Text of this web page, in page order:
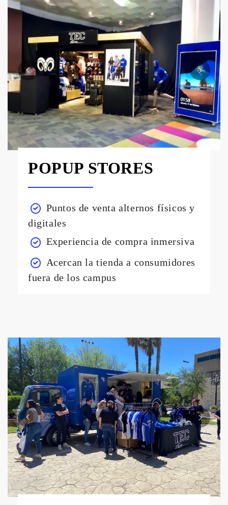
POPUP STORES
Puntos de venta alternos físicos y
digitales
Experiencia de compra inmersiva
Acercan la tienda a consumidores
fuera de los campus